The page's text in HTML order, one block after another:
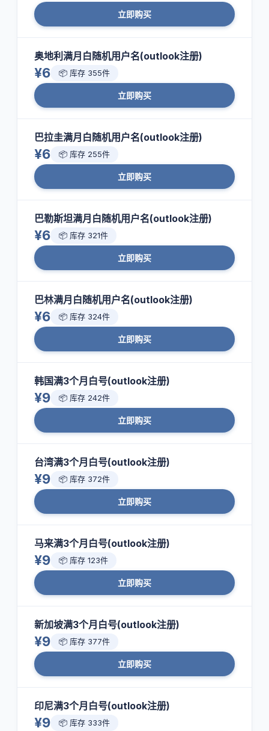
立即购买
奥地利满月白随机用户名(outlook注册)
¥6 📦 库存 355件
立即购买
巴拉圭满月白随机用户名(outlook注册)
¥6 📦 库存 255件
立即购买
巴勒斯坦满月白随机用户名(outlook注册)
¥6 📦 库存 321件
立即购买
巴林满月白随机用户名(outlook注册)
¥6 📦 库存 324件
立即购买
韩国满3个月白号(outlook注册)
¥9 📦 库存 242件
立即购买
台湾满3个月白号(outlook注册)
¥9 📦 库存 372件
立即购买
马来满3个月白号(outlook注册)
¥9 📦 库存 123件
立即购买
新加坡满3个月白号(outlook注册)
¥9 📦 库存 377件
立即购买
印尼满3个月白号(outlook注册)
¥9 📦 库存 333件